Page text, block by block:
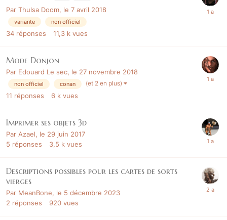
Par Thulsa Doom, le 7 avril 2018
variante non officiel
34 réponses 11,3 k vues
Mode Donjon
Par Edouard Le sec, le 27 novembre 2018
non officiel conan (et 2 en plus)
11 réponses 6 k vues
Imprimer ses objets 3d
Par Azael, le 29 juin 2017
5 réponses 3,5 k vues
Descriptions possibles pour les cartes de sorts
vierges
Par MeanBone, le 5 décembre 2023
2 réponses 920 vues